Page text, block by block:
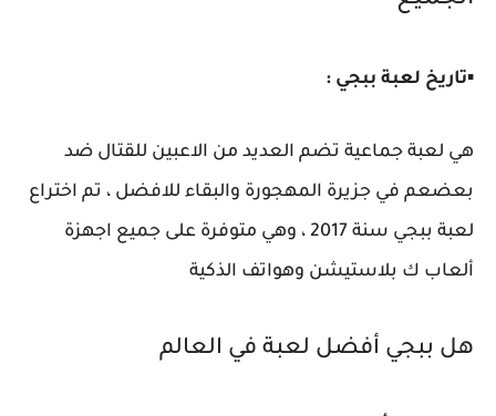
▪️تاريخ لعبة ببجي :
هي لعبة جماعية تضم العديد من الاعبين للقتال ضد
بعضعم في جزيرة المهجورة والبقاء للافضل ، تم اختراع
لعبة ببجي سنة 2017 ، وهي متوفرة على جميع اجهزة
ألعاب ك بلاستيشن وهواتف الذكية
هل ببجي أفضل لعبة في العالم